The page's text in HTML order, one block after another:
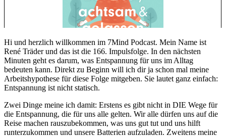
Hi und herzlich willkommen im 7Mind Podcast. Mein Name ist
René Träder und das ist die 166. Impulsfolge. In den nächsten
Minuten geht es darum, was Entspannung für uns im Alltag
bedeuten kann. Direkt zu Beginn will ich dir ja schon mal meine
Arbeitshypothese für diese Folge mitgeben. Sie lautet ganz einfach:
Entspannung ist nicht statisch.
Zwei Dinge meine ich damit: Erstens es gibt nicht in DIE Wege für
die Entspannung, die für uns alle gelten. Wir alle dürfen uns auf die
Reise machen rauszubekommen, was uns gut tut und uns hilft
runterzukommen und unsere Batterien aufzuladen. Zweitens meine